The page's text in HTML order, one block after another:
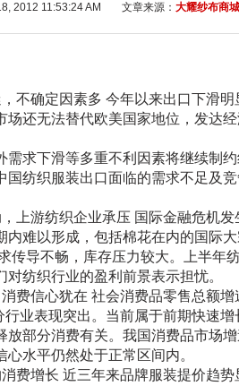
2012 11:53:24 AM 文章来源： 大耀纱布商城
确定因素多 今年以来出口下滑明
还无法替代欧美国家地位，发达
求下滑等多重不利因素将继续制
国纺织服装出口面临的需求不足及
上游纺织企业承压 国际金融危机
内难以形成，包括棉花在内的国际
传导不畅，库存压力较大。上半年
纺织行业的盈利前景表示担忧。
费信心犹在 社会消费品零售总额
业表现突出。当前属于前期快速
放部分消费有关。我国消费品市场
水平仍然处于正常区间内。
费增长 近三年来品牌服装提价趋